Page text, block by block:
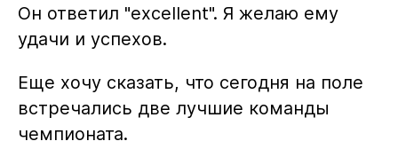
Он ответил "excellent". Я желаю ему
удачи и успехов.
Еще хочу сказать, что сегодня на поле
встречались две лучшие команды
чемпионата.